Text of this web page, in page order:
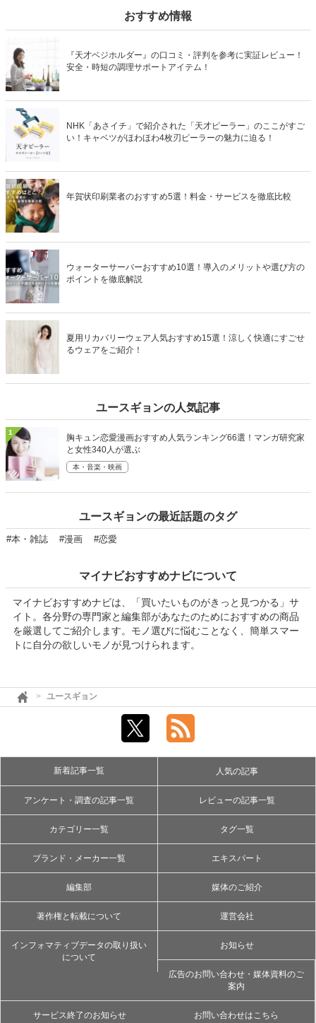
おすすめ情報
『天才ベジホルダー』の口コミ・評判を参考に実証レビュー！
安全・時短の調理サポートアイテム！
NHK「あさイチ」で紹介された「天才ピーラー」のここがすご
い！キャベツがほわほわ4枚刃ピーラーの魅力に迫る！
年賀状印刷業者のおすすめ5選！料金・サービスを徹底比較
ウォーターサーバーおすすめ10選！導入のメリットや選び方の
ポイントを徹底解説
夏用リカバリーウェア人気おすすめ15選！涼しく快適にすごせ
るウェアをご紹介！
ユースギョンの人気記事
1
胸キュン恋愛漫画おすすめ人気ランキング66選！マンガ研究家
と女性340人が選ぶ
本・音楽・映画
ユースギョンの最近話題のタグ
#本・雑誌 #漫画 #恋愛
マイナビおすすめナビについて
マイナビおすすめナビは、「買いたいものがきっと見つかる」サ
イト。各分野の専門家と編集部があなたのためにおすすめの商品
を厳選してご紹介します。モノ選びに悩むことなく、簡単スマー
トに自分の欲しいモノが見つけられます。
ユースギョン
新着記事一覧 人気の記事
アンケート・調査の記事一覧 レビューの記事一覧
カテゴリー一覧 タグ一覧
ブランド・メーカー一覧 エキスパート
編集部 媒体のご紹介
著作権と転載について 運営会社
インフォマティブデータの取り扱い
について
お知らせ
広告のお問い合わせ・媒体資料のご
案内
サービス終了のお知らせ お問い合わせはこちら